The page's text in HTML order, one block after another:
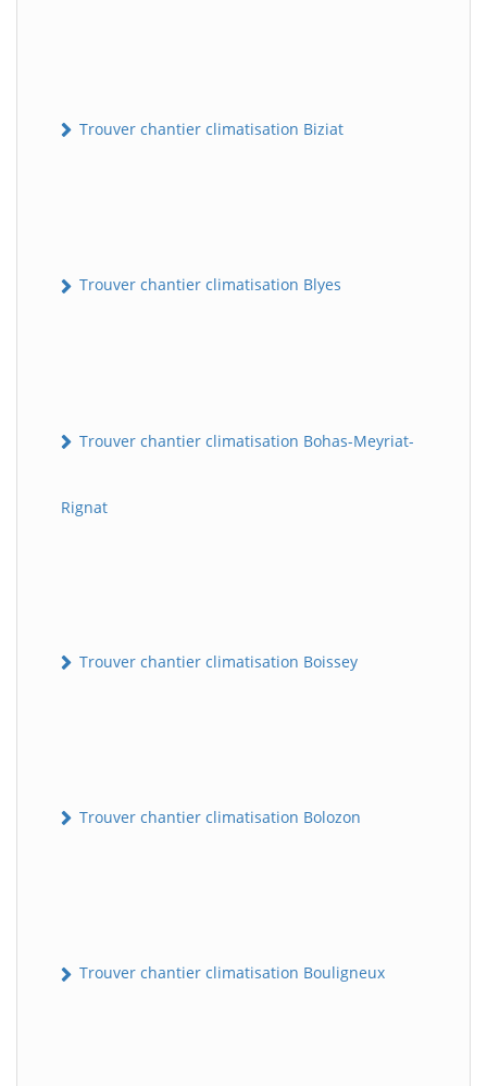
Trouver chantier climatisation Biziat
Trouver chantier climatisation Blyes
Trouver chantier climatisation Bohas-Meyriat-
Rignat
Trouver chantier climatisation Boissey
Trouver chantier climatisation Bolozon
Trouver chantier climatisation Bouligneux